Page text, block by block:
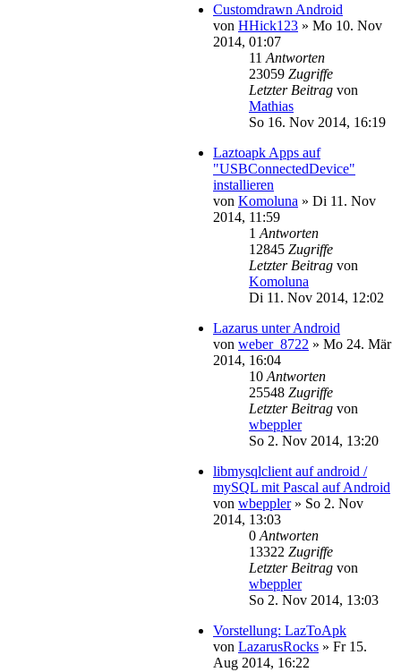
Customdrawn Android
von HHick123 » Mo 10. Nov
2014, 01:07
11 Antworten
23059 Zugriffe
Letzter Beitrag von
Mathias
So 16. Nov 2014, 16:19
Laztoapk Apps auf
"USBConnectedDevice"
installieren
von Komoluna » Di 11. Nov
2014, 11:59
1 Antworten
12845 Zugriffe
Letzter Beitrag von
Komoluna
Di 11. Nov 2014, 12:02
Lazarus unter Android
von weber_8722 » Mo 24. Mär
2014, 16:04
10 Antworten
25548 Zugriffe
Letzter Beitrag von
wbeppler
So 2. Nov 2014, 13:20
libmysqlclient auf android /
mySQL mit Pascal auf Android
von wbeppler» So 2. Nov
2014, 13:03
0 Antworten
13322 Zugriffe
Letzter Beitrag von
wbeppler
So 2. Nov 2014, 13:03
Vorstellung: LazToApk
von LazarusRocks » Fr 15.
Aug 2014, 16:22